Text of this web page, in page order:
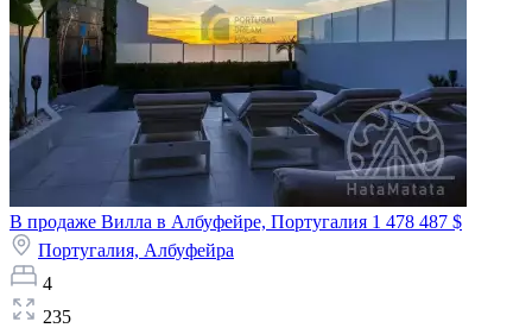
В продаже Вилла в Албуфейре, Португалия 1 478 487 $
Португалия, Албуфейра
4
235